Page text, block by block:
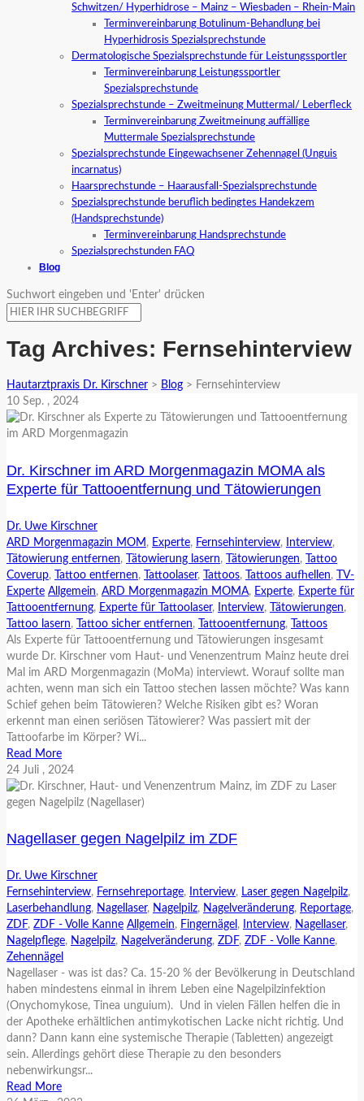
Schwitzen/ Hyperhidrose – Mainz – Wiesbaden – Rhein-Main
Terminvereinbarung Botulinum-Behandlung bei
Hyperhidrosis Spezialsprechstunde
Dermatologische Spezialsprechstunde für Leistungssportler
Terminvereinbarung Leistungssportler
Spezialsprechstunde
Spezialsprechstunde – Zweitmeinung Muttermal/ Leberfleck
Terminvereinbarung Zweitmeinung auffällige
Muttermale Spezialsprechstunde
Spezialsprechstunde Eingewachsener Zehennagel (Unguis
incarnatus)
Haarsprechstunde – Haarausfall-Spezialsprechstunde
Spezialsprechstunde beruflich bedingtes Handekzem
(Handsprechstunde)
Terminvereinbarung Handsprechstunde
Spezialsprechstunden FAQ
Blog
Suchwort eingeben und 'Enter' drücken
Tag Archives: Fernsehinterview
Hautarztpraxis Dr. Kirschner > Blog > Fernsehinterview
10 Sep. , 2024
Dr. Kirschner im ARD Morgenmagazin MOMA als
Experte für Tattooentfernung und Tätowierungen
Dr. Uwe Kirschner
ARD Morgenmagazin MOM , Experte, Fernsehinterview, Interview,
Tätowierung entfernen, Tätowierung lasern, Tätowierungen,
Tattoo
Coverup, Tattoo entfernen, Tattoolaser, Tattoos, Tattoos aufhellen,
TV-
Experte Allgemein, ARD Morgenmagazin MOMA, Experte, Experte für
Tattooentfernung, Experte für Tattoolaser, Interview, Tätowierungen,
Tattoo lasern, Tattoo sicher entfernen, Tattooentfernung,
Tattoos
Als Experte für Tattooentfernung und Tätowierungen insgesamt
wurde Dr. Kirschner vom Haut- und Venenzentrum Mainz heute drei
Mal im ARD Morgenmagazin (MoMa) interviewt. Worauf sollte man
achten, wenn man sich ein Tattoo stechen lassen möchte? Was kann
Schief gehen beim Tätowieren? Welche Risiken gibt es? Woran
erkennt man einen seriösen Tätowierer? Was passiert mit der
Tattoofarbe im Körper? Wi...
Read More
24 Juli , 2024
Nagellaser gegen Nagelpilz im ZDF
Dr. Uwe Kirschner
Fernsehinterview, Fernsehreportage, Interview, Laser gegen Nagelpilz,
Laserbehandlung, Nagellaser, Nagelpilz, Nagelveränderung, Reportage,
ZDF, ZDF - Volle Kanne Allgemein, Fingernägel , Interview, Nagellaser,
Nagelpflege, Nagelpilz, Nagelveränderung, ZDF, ZDF - Volle Kanne,
Zehennägel
Nagellaser - was ist das? Ca. 15-20 % der Bevölkerung in Deutschland
haben mindestens einmal in ihrem Leben eine Nagelpilzinfektion
(Onychomykose, Tinea unguium). Und in vielen Fällen helfen die in
der Apotheke erhältlichen antimykotischen Lacke nicht richtig. Und
dann? Dann kann eine systemische Therapie (Tabletten) angezeigt
sein. Allerdings gehört diese Therapie zu den besonders
nebenwirkungsr...
Read More